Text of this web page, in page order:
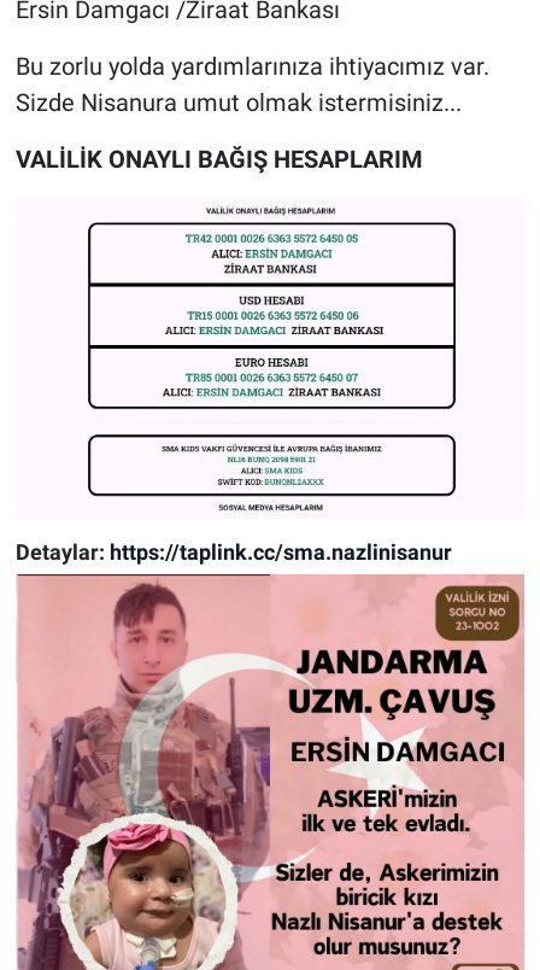
Ersin Damgacı /Ziraat Bankası
Bu zorlu yolda yardımlarınıza ihtiyacımız var.
Sizde Nisanura umut olmak istermisiniz...
VALİLİK ONAYLI BAĞIŞ HESAPLARIM
Detaylar: https://taplink.cc/sma.nazlinisanur